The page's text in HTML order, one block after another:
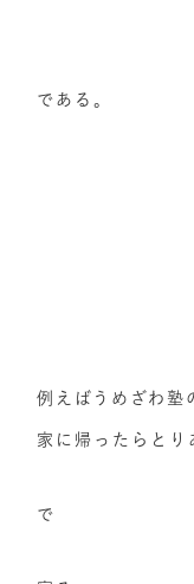
である。
例えばうめざわ塾
家に帰ったらとり
で